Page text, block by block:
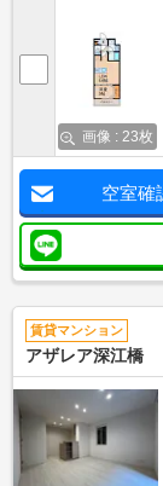
画像 : 23枚
空室確
賃貸マンション
アザレア深江橋